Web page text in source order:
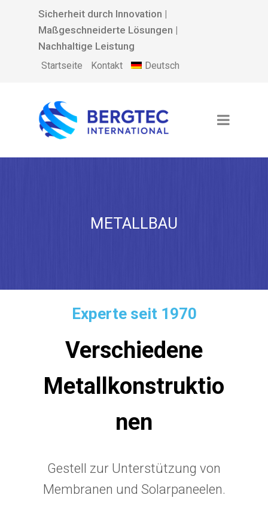
Sicherheit durch Innovation |
Maßgeschneiderte Lösungen |
Nachhaltige Leistung
Startseite Kontakt Deutsch
METALLBAU
Experte seit 1970
Verschiedene
Metallkonstruktio
nen
Gestell zur Unterstützung von
Membranen und Solarpaneelen.